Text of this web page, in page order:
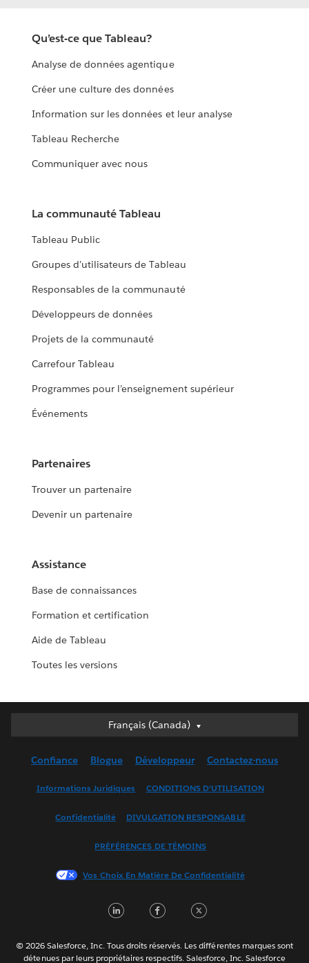
Qu’est-ce que Tableau?
Analyse de données agentique
Créer une culture des données
Information sur les données et leur analyse
Tableau Recherche
Communiquer avec nous
La communauté Tableau
Tableau Public
Groupes d’utilisateurs de Tableau
Responsables de la communauté
Développeurs de données
Projets de la communauté
Carrefour Tableau
Programmes pour l’enseignement supérieur
Événements
Partenaires
Trouver un partenaire
Devenir un partenaire
Assistance
Base de connaissances
Formation et certification
Aide de Tableau
Toutes les versions
Français (Canada)
Français (Canada)
English (UK)
Français (France)
한국어
Português
ไทย
Confiance Blogue Développeur Contactez-nous
Informations Juridiques CONDITIONS D’UTILISATION
Confidentialité DIVULGATION RESPONSABLE
PRÉFÉRENCES DE TÉMOINS
Vos Choix En Matière De Confidentialité
LinkedInFacebook
© 2026 Salesforce, Inc. Tous droits réservés. Les différentes marques sont
détenues par leurs propriétaires respectifs. Salesforce, Inc. Salesforce